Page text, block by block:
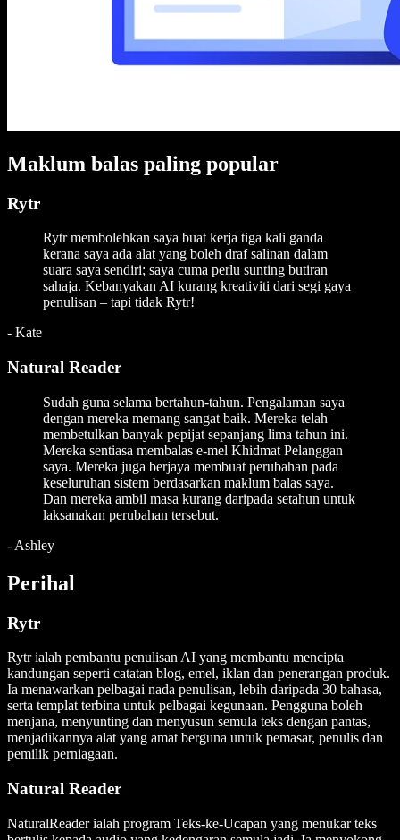
Maklum balas paling popular
Rytr
Rytr membolehkan saya buat kerja tiga kali ganda
kerana saya ada alat yang boleh draf salinan dalam
suara saya sendiri; saya cuma perlu sunting butiran
sahaja. Kebanyakan AI kurang kreativiti dari segi gaya
penulisan – tapi tidak Rytr!
- Kate
Natural Reader
Sudah guna selama bertahun-tahun. Pengalaman saya
dengan mereka memang sangat baik. Mereka telah
membetulkan banyak pepijat sepanjang lima tahun ini.
Mereka sentiasa membalas e-mel Khidmat Pelanggan
saya. Mereka juga berjaya membuat perubahan pada
keseluruhan sistem berdasarkan maklum balas saya.
Dan mereka ambil masa kurang daripada setahun untuk
laksanakan perubahan tersebut.
- Ashley
Perihal
Rytr
Rytr ialah pembantu penulisan AI yang membantu mencipta
kandungan seperti catatan blog, emel, iklan dan penerangan produk.
Ia menawarkan pelbagai nada penulisan, lebih daripada 30 bahasa,
serta templat terbina untuk pelbagai kegunaan. Pengguna boleh
menjana, menyunting dan menyusun semula teks dengan pantas,
menjadikannya alat yang amat berguna untuk pemasar, penulis dan
pemilik perniagaan.
Natural Reader
NaturalReader ialah program Teks-ke-Ucapan yang menukar teks